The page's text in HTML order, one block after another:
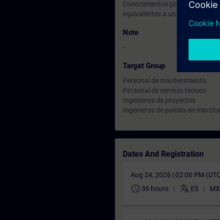
Conocimientos previos en
equivalentes a un curso
Note
-
Target Group
Personal de mantenimiento
Personal de servicio técnico
Ingenieros de proyectos
Ingenieros de puesta en marcha
Dates And Registration
Aug 24, 2026 | 02:00 PM
schedule 36 hours translate ES